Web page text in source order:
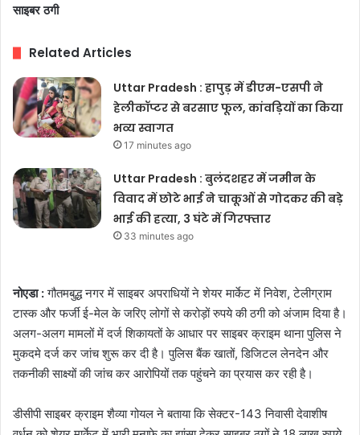
साइबर ठगी
Related Articles
Uttar Pradesh : हापुड़ में डीएम-एसपी ने
हेलीकॉप्टर से बरसाए फूल, कांवड़ियों का किया
भव्य स्वागत
17 minutes ago
Uttar Pradesh : बुलंदशहर में जमीन के
विवाद में छोटे भाई ने चाकूओं से गोदकर की बड़े
भाई की हत्या, 3 घंटे में गिरफ्तार
33 minutes ago
नोएडा :गौतमबुद्ध नगर में साइबर अपराधियों ने शेयर मार्केट में निवेश, टेलीग्राम
टास्क और फर्जी ई-मेल के जरिए लोगों से करोड़ों रुपये की ठगी को अंजाम दिया है।
अलग-अलग मामलों में दर्ज शिकायतों के आधार पर साइबर क्राइम थाना पुलिस ने
मुकदमे दर्ज कर जांच शुरू कर दी है। पुलिस बैंक खातों, डिजिटल लेनदेन और
तकनीकी साक्ष्यों की जांच कर आरोपियों तक पहुंचने का प्रयास कर रही है।
डीसीपी साइबर क्राइम शैव्या गोयल ने बताया कि सेक्टर-143 निवासी देवाशीष